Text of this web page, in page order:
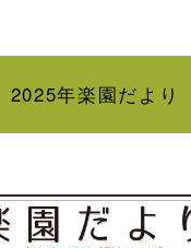
2025年楽園だより